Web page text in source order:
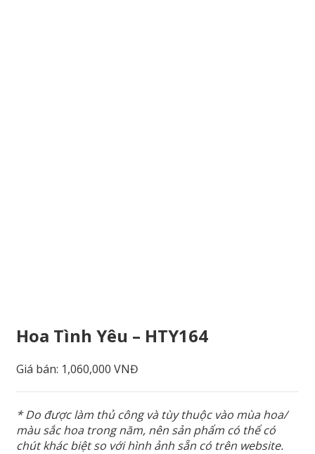
Hoa Tình Yêu – HTY164
Giá bán: 1,060,000 VNĐ
* Do được làm thủ công và tùy thuộc vào mùa hoa/
màu sắc hoa trong năm, nên sản phẩm có thể có
chút khác biệt so với hình ảnh sẵn có trên website.